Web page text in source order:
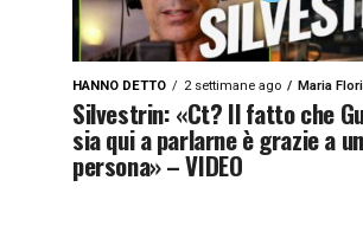
HANNO DETTO 2 settimane ago Maria
Silvestrin: «Ct? Il fatto che
sia qui a parlarne è grazie a
persona» – VIDEO